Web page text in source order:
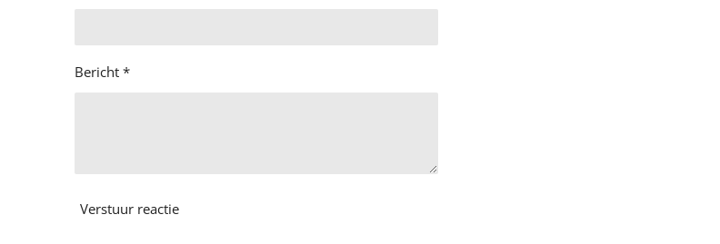
Bericht *
Verstuur reactie